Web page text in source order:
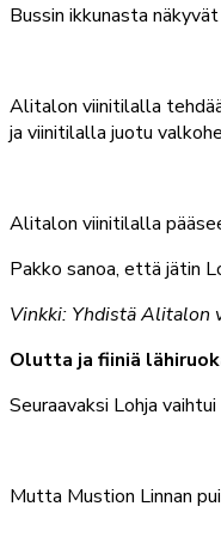
Bussin ikkunasta
Alitalon viinitilalla
ja viinitilalla juotu
Alitalon viinitilalla
Pakko sanoa, että jätin
Vinkki: Yhdistä Alitalon
Olutta ja fiiniä
Seuraavaksi Lohja
Mutta Mustion Linnan